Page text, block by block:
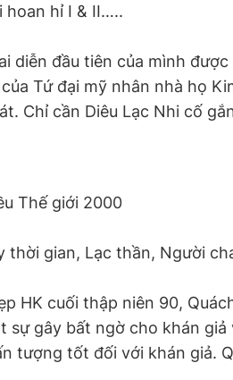
hoan hỉ I & II…..
diễn đầu tiên của mình được
Tứ đại mỹ nhân nhà
Chỉ cần Diêu Lạc Nhi cố
Thế giới 2000
thời gian, Lạc thần, Người
HK cuối thập niên 90,
sự gây bất ngờ cho khán
tượng tốt đối với khán giả.